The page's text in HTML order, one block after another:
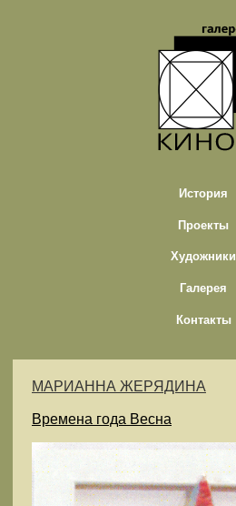
История
Проекты
Художники
Галерея
Контакты
МАРИАННА ЖЕРЯДИНА
Времена года Весна